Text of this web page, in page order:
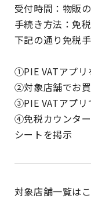
受付時間：物販
手続き方法：免
下記の通り免税
①PIE VATアプリ
②対象店舗でお
③PIE VATアプリ
④免税カウンタ
シートを掲示
対象店舗一覧は